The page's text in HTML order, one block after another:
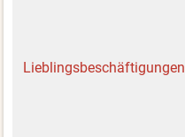
Lieblingsbeschäftigungen